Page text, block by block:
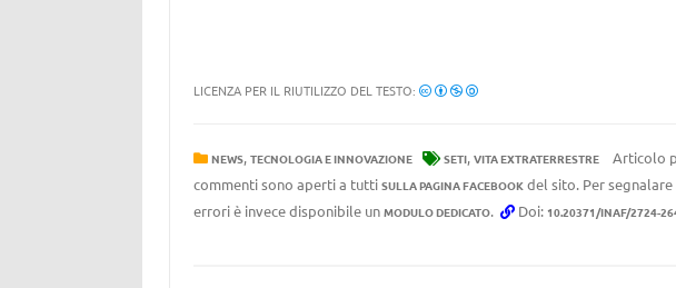
LICENZA PER IL RIUTILIZZO DEL TESTO:
NEWS, TECNOLOGIA E INNOVAZIONE SETI, VITA EXTRATERRESTRE Articolo
commenti sono aperti a tutti SULLA PAGINA FACEBOOKdel sito. Per
errori è invece disponibile un MODULO DEDICATO. Doi: 10.20371/INAF/2724-